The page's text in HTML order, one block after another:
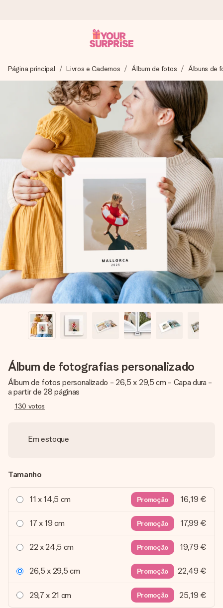
Preparamos o teu presente com toda a atenção e
enviamos num instante - para que possas oferece-lo na
hora certa, quando mais importa.
4,7 (com base em +15.000 avaliações)
Os nossos presentes inspiram. Os clientes avaliam-nos
com 4,7 no Google Reviews.
Cartão com mensagem grátis
Cria algo único em apenas alguns passos - com o nome
dela, uma foto ou uma mensagem que realmente toca o
coração. Sem complicações, apenas todo o amor num
momento especial.
Página principal Livros e Cadernos Álbum de fotos Álbuns de
Álbum de fotografias personalizado
Álbum de fotos personalizado - 26,5 x 29,5 cm - Capa dura -
a partir de 28 páginas
130 votos
Em estoque
Tamanho
11 x 14,5 cm Promoção 16,19 €
17 x 19 cm Promoção 17,99 €
22 x 24,5 cm Promoção 19,79 €
26,5 x 29,5 cm Promoção 22,49 €
29,7 x 21 cm Promoção 25,19 €